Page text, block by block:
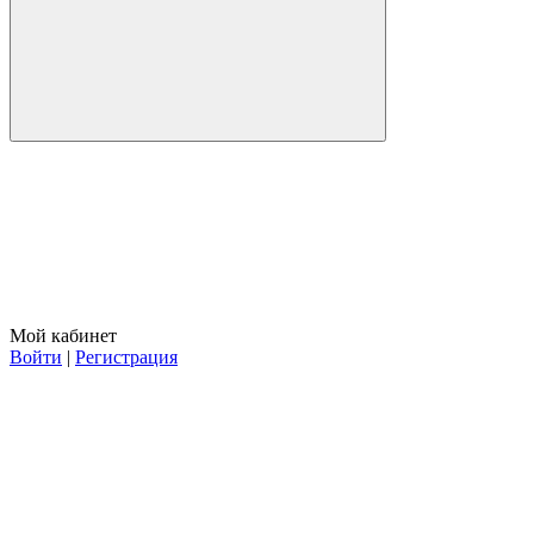
Мой кабинет
Войти | Регистрация